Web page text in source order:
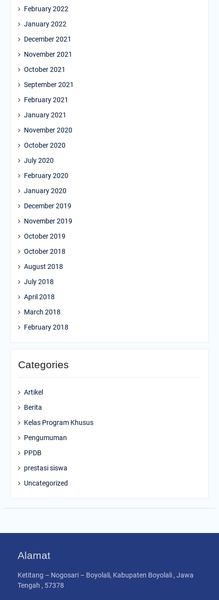
February 2022
January 2022
December 2021
November 2021
October 2021
September 2021
February 2021
January 2021
November 2020
October 2020
July 2020
February 2020
January 2020
December 2019
November 2019
October 2019
October 2018
August 2018
July 2018
April 2018
March 2018
February 2018
Categories
Artikel
Berita
Kelas Program Khusus
Pengumuman
PPDB
prestasi siswa
Uncategorized
Alamat
Ketitang – Nogosari – Boyolali, Kabupaten Boyolali , Jawa
Tengah , 57378